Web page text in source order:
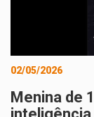
02/05/2026
Menina de